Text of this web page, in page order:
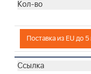
Поставка из EU до